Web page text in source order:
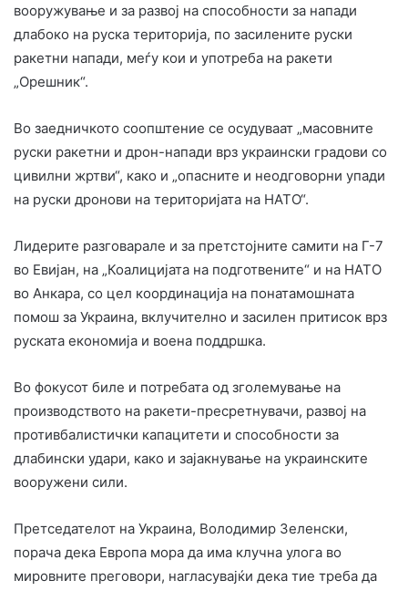
вооружување и за развој на способности за напади
длабоко на руска територија, по засилените руски
ракетни напади, меѓу кои и употреба на ракети
„Орешник“.
Во заедничкото соопштение се осудуваат „масовните
руски ракетни и дрон-напади врз украински градови со
цивилни жртви“, како и „опасните и неодговорни упади
на руски дронови на територијата на НАТО“.
Лидерите разговарале и за претстојните самити на Г-7
во Евијан, на „Коалицијата на подготвените“ и на НАТО
во Анкара, со цел координација на понатамошната
помош за Украина, вклучително и засилен притисок врз
руската економија и воена поддршка.
Во фокусот биле и потребата од зголемување на
производството на ракети-пресретнувачи, развој на
противбалистички капацитети и способности за
длабински удари, како и зајакнување на украинските
вооружени сили.
Претседателот на Украина, Володимир Зеленски,
порача дека Европа мора да има клучна улога во
мировните преговори, нагласувајќи дека тие треба да